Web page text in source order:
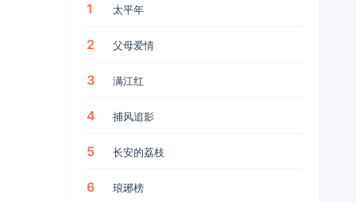
1 太平年
2 父母爱情
3 满江红
4 捕风追影
5 长安的荔枝
6 琅琊榜